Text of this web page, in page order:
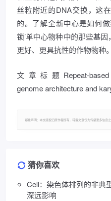
丝粒附近的DNA交换，这
的。了解全新中心是如何
锁’单中心物种中的那些基
更好、更具抗性的作物物种
文章标题Repeat-based
genome architecture and
郑重声明：本文版权归原作者所有，转载文章仅为传播更多信息
猜你喜欢
Cell：染色体排列的非典
深远影响